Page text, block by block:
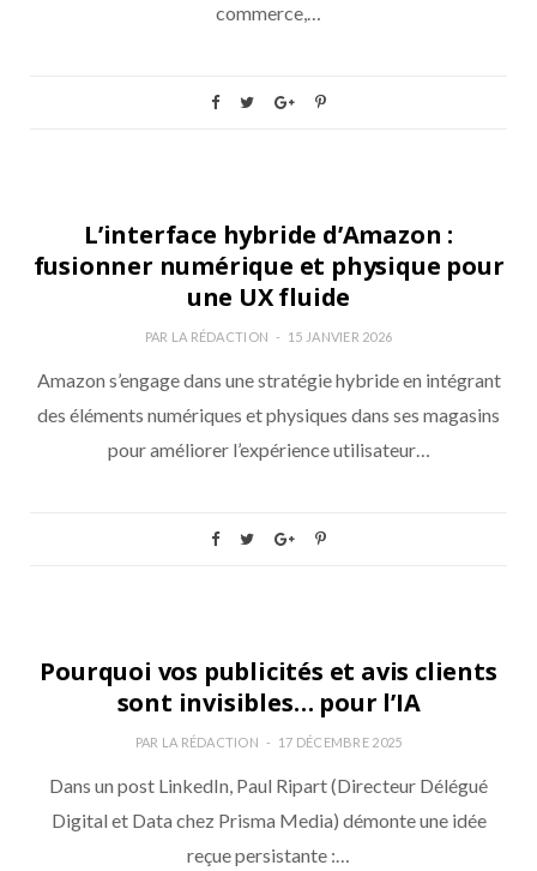
commerce,…
L’interface hybride d’Amazon :
fusionner numérique et physique pour
une UX fluide
PAR LA RÉDACTION 15 JANVIER 2026
Amazon s’engage dans une stratégie hybride en intégrant
des éléments numériques et physiques dans ses magasins
pour améliorer l’expérience utilisateur…
Pourquoi vos publicités et avis clients
sont invisibles… pour l’IA
PAR LA RÉDACTION 17 DÉCEMBRE 2025
Dans un post LinkedIn, Paul Ripart (Directeur Délégué
Digital et Data chez Prisma Media) démonte une idée
reçue persistante :…